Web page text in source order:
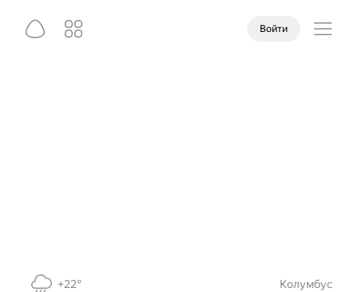
Войти
+22° Колумбус